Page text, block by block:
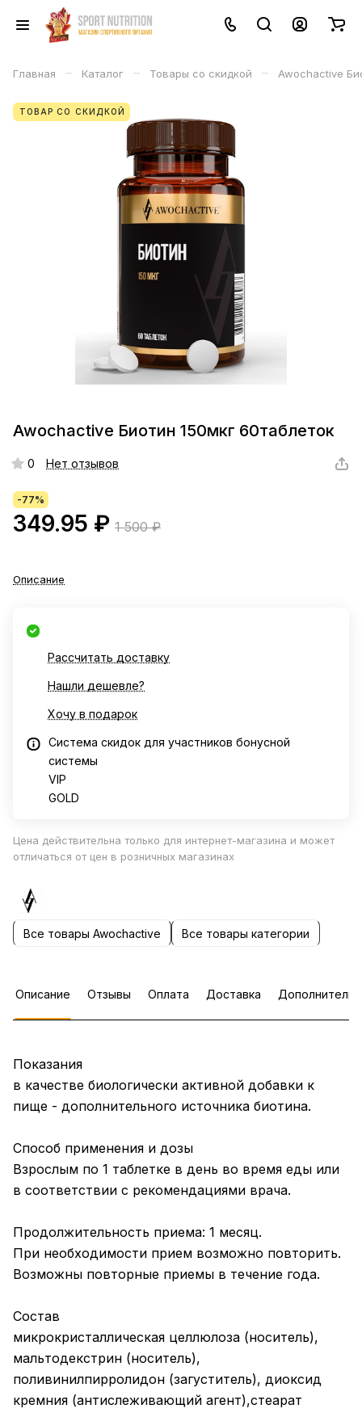
Главная – Каталог – Товары со скидкой – Awochactive
ТОВАР СО СКИДКОЙ
Awochactive Биотин 150мкг 60таблеток
0 Нет отзывов
-77%
349.95 ₽ 1 500 ₽
Описание
Рассчитать доставку
Нашли дешевле?
Хочу в подарок
Система скидок для участников бонусной
системы
VIP
GOLD
Цена действительна только для интернет-магазина и может
отличаться от цен в розничных магазинах
Все товары Awochactive Все товары категории
Описание Отзывы Оплата Доставка
Показания
в качестве биологически активной добавки к
пище - дополнительного источника биотина.
Способ применения и дозы
Взрослым по 1 таблетке в день во время еды или
в соответствии с рекомендациями врача.
Продолжительность приема: 1 месяц.
При необходимости прием возможно повторить.
Возможны повторные приемы в течение года.
Состав
микрокристаллическая целлюлоза (носитель),
мальтодекстрин (носитель),
поливинилпирролидон (загуститель), диоксид
кремния (антислеживающий агент),стеарат